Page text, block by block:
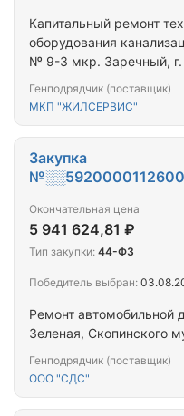
Капитальный ремонт
оборудования
№ 9-3 мкр. Заречный, г.
Генподрядчик (поставщик)
МКП "ЖИЛСЕРВИС"
Ремонт автомобильной
Зеленая, Скопинского
Генподрядчик (поставщик)
ООО "СДС"
Закупка
Окончательная цена
5 941 624,81 ₽
Тип закупки: 44-ФЗ
Победитель выбран: